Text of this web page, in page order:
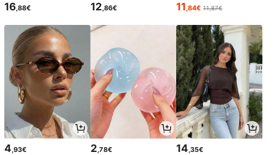
16,88€ 12,86€ 11,84€ 11,87€
4 ,93€ 2 ,78€ 14 ,35€